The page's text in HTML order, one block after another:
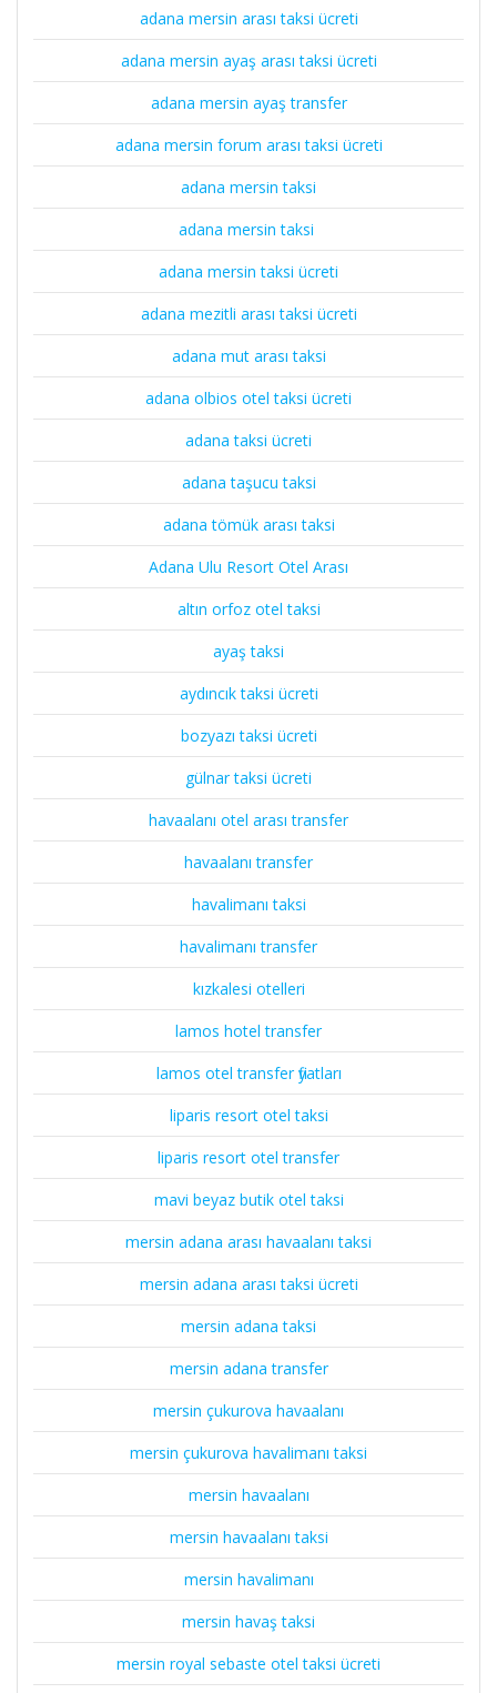
adana mersin arası taksi ücreti
adana mersin ayaş arası taksi ücreti
adana mersin ayaş transfer
adana mersin forum arası taksi ücreti
adana mersin taksi
adana mersin taksi
adana mersin taksi ücreti
adana mezitli arası taksi ücreti
adana mut arası taksi
adana olbios otel taksi ücreti
adana taksi ücreti
adana taşucu taksi
adana tömük arası taksi
Adana Ulu Resort Otel Arası
altın orfoz otel taksi
ayaş taksi
aydıncık taksi ücreti
bozyazı taksi ücreti
gülnar taksi ücreti
havaalanı otel arası transfer
havaalanı transfer
havalimanı taksi
havalimanı transfer
kızkalesi otelleri
lamos hotel transfer
lamos otel transfer fiyatları
liparis resort otel taksi
liparis resort otel transfer
mavi beyaz butik otel taksi
mersin adana arası havaalanı taksi
mersin adana arası taksi ücreti
mersin adana taksi
mersin adana transfer
mersin çukurova havaalanı
mersin çukurova havalimanı taksi
mersin havaalanı
mersin havaalanı taksi
mersin havalimanı
mersin havaş taksi
mersin royal sebaste otel taksi ücreti